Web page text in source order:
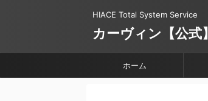
HIACE Total System Service
カーヴィン【公式】
ホーム